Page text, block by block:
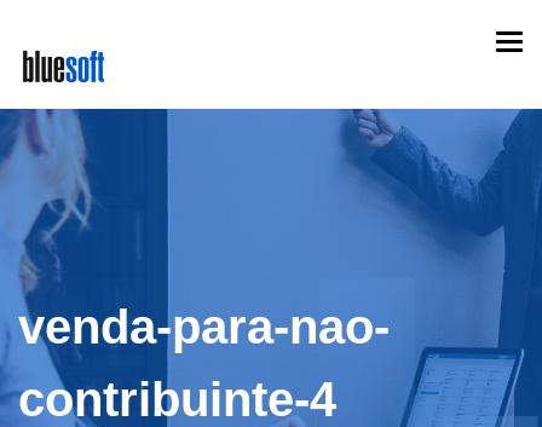
main
content
venda-para-nao-
contribuinte-4